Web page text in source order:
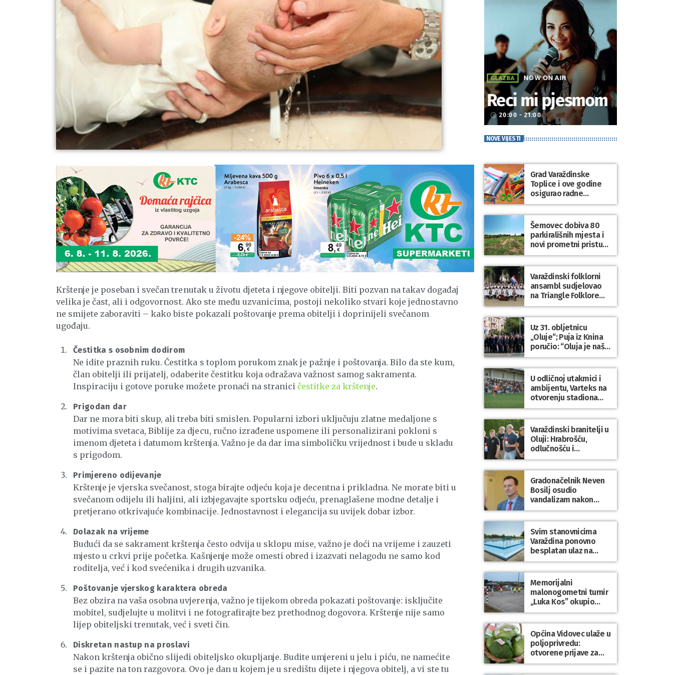
Krštenje je poseban i svečan trenutak u životu djeteta i njegove obitelji. Biti pozvan na takav događaj
velika je čast, ali i odgovornost. Ako ste među uzvanicima, postoji nekoliko stvari koje jednostavno
ne smijete zaboraviti – kako biste pokazali poštovanje prema obitelji i doprinijeli svečanom
ugođaju.
Čestitka s osobnim dodirom
Ne idite praznih ruku. Čestitka s toplom porukom znak je pažnje i poštovanja. Bilo da ste kum,
član obitelji ili prijatelj, odaberite čestitku koja odražava važnost samog sakramenta.
Inspiraciju i gotove poruke možete pronaći na stranici čestitke za krštenje.
Prigodan dar
Dar ne mora biti skup, ali treba biti smislen. Popularni izbori uključuju zlatne medaljone s
motivima svetaca, Biblije za djecu, ručno izrađene uspomene ili personalizirani pokloni s
imenom djeteta i datumom krštenja. Važno je da dar ima simboličku vrijednost i bude u skladu
s prigodom.
Primjereno odijevanje
Krštenje je vjerska svečanost, stoga birajte odjeću koja je decentna i prikladna. Ne morate biti u
svečanom odijelu ili haljini, ali izbjegavajte sportsku odjeću, prenaglašene modne detalje i
pretjerano otkrivajuće kombinacije. Jednostavnost i elegancija su uvijek dobar izbor.
Dolazak na vrijeme
Budući da se sakrament krštenja često odvija u sklopu mise, važno je doći na vrijeme i zauzeti
mjesto u crkvi prije početka. Kašnjenje može omesti obred i izazvati nelagodu ne samo kod
roditelja, već i kod svećenika i drugih uzvanika.
Poštovanje vjerskog karaktera obreda
Bez obzira na vaša osobna uvjerenja, važno je tijekom obreda pokazati poštovanje: isključite
mobitel, sudjelujte u molitvi i ne fotografirajte bez prethodnog dogovora. Krštenje nije samo
lijep obiteljski trenutak, već i sveti čin.
Diskretan nastup na proslavi
Nakon krštenja obično slijedi obiteljsko okupljanje. Budite umjereni u jelu i piću, ne namećite
se i pazite na ton razgovora. Ovo je dan u kojem je u središtu dijete i njegova obitelj, a vi ste tu
GLAZBA NOW ON AIR
Reci mi pjesmom
access_time 20:00 - 21:00
NOVE VIJESTI
Grad Varaždinske
Toplice i ove godine
osigurao radne
bilježnice i dodatni
obrazovni materijal za
sve osnovnoškolce
Šemovec dobiva 80
parkirališnih mjesta i
novi prometni pristup
groblju
Varaždinski folklorni
ansambl sudjelovao
na Triangle Folklore
Festivalu u Danskoj
Uz 31. obljetnicu
„Oluje“; Puja iz Knina
poručio: “Oluja je naša
najveća pobjeda,
simbol slobode i
zajedništva!”
U odličnoj utakmici i
ambijentu, Varteks na
otvorenju stadiona
odigrao 1:1 s
Mariborom
Varaždinski branitelji u
Oluji: Hrabrošću,
odlučnošću i
zajedništvom do
slobodne Hrvatske!
Gradonačelnik Neven
Bosilj osudio
vandalizam nakon
utakmice NK Varaždin
– HNK Hajduk Split
Svim stanovnicima
Varaždina ponovno
besplatan ulaz na
Gradske bazene i
Gradsko kupalište na
Dravi
Memorijalni
malonogometni turnir
„Luka Kos” okupio
brojne ekipe i
posjetitelje u Sudovcu
Općina Vidovec ulaže u
poljoprivredu:
otvorene prijave za
općinske potpore